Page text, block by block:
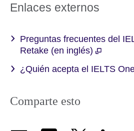
Enlaces externos
Preguntas frecuentes del
Retake (en inglés)
¿Quién acepta el IELTS
Comparte esto